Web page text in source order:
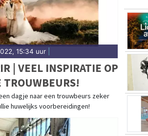
15:34 uur|
| VEEL INSPIRATIE OP
TROUWBEURS!
dagje naar een trouwbeurs zeker
huwelijks voorbereidingen!